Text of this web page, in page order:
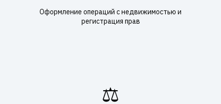
Оформление операций с недвижимостью и
регистрация прав
⚖️